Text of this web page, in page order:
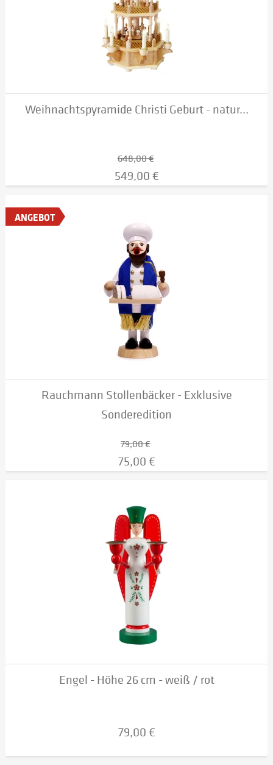
Weihnachtspyramide Christi Geburt - natur...
648,00 €
549,00 €
ANGEBOT
Rauchmann Stollenbäcker - Exklusive
Sonderedition
79,00 €
75,00 €
Engel - Höhe 26 cm - weiß / rot
79,00 €